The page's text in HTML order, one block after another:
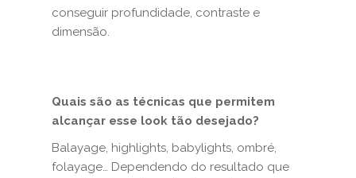
conseguir profundidade, contraste e
dimensão.
Quais são as técnicas que permitem
alcançar esse look tão desejado?
Balayage, highlights, babylights, ombré,
folayage… Dependendo do resultado que